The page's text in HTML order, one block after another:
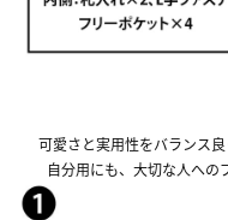
可愛さと実用性をバランス
自分用にも、大切な人への